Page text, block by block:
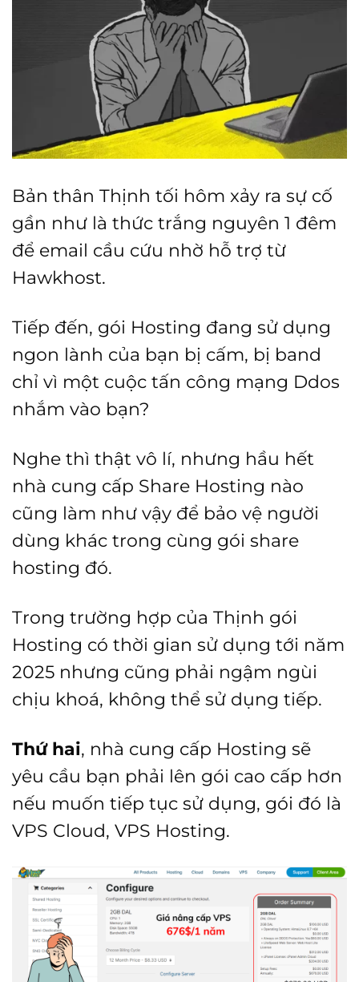
Bản thân Thịnh tối hôm xảy ra sự cố
gần như là thức trắng nguyên 1 đêm
để email cầu cứu nhờ hỗ trợ từ
Hawkhost.
Tiếp đến, gói Hosting đang sử dụng
ngon lành của bạn bị cấm, bị band
chỉ vì một cuộc tấn công mạng Ddos
nhắm vào bạn?
Nghe thì thật vô lí, nhưng hầu hết
nhà cung cấp Share Hosting nào
cũng làm như vậy để bảo vệ người
dùng khác trong cùng gói share
hosting đó.
Trong trường hợp của Thịnh gói
Hosting có thời gian sử dụng tới năm
2025 nhưng cũng phải ngậm ngùi
chịu khoá, không thể sử dụng tiếp.
Thứ hai, nhà cung cấp Hosting sẽ
yêu cầu bạn phải lên gói cao cấp hơn
nếu muốn tiếp tục sử dụng, gói đó là
VPS Cloud, VPS Hosting.